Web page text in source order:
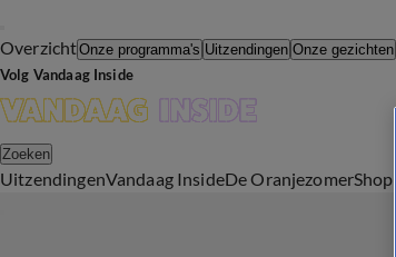
OverzichtOnze programma's Uitzendingen Onze gezichten
Volg Vandaag Inside
Zoeken
UitzendingenVandaag InsideDe OranjezomerShop